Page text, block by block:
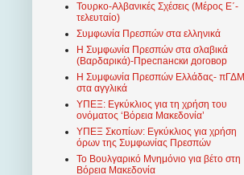
Τουρκο-Αλβανικές Σχέσεις (Μέρος Ε΄-
τελευταίο)
Συμφωνία Πρεσπών στα ελληνικά
Η Συμφωνία Πρεσπών στα σλαβικά
(Βαρδαρικά)-Преспански договор
Η Συμφωνία Πρεσπών Ελλάδας- πΓΔΜ
στα αγγλικά
ΥΠΕΞ: Εγκύκλιος για τη χρήση του
ονόματος ‘Βόρεια Μακεδονία’
ΥΠΕΞ Σκοπίων: Εγκύκλιος για χρήση
όρων της Συμφωνίας Πρεσπών
Το Βουλγαρικό Μνημόνιο για βέτο στη
Βόρεια Μακεδονία